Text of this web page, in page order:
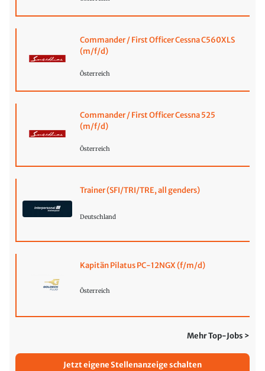
Commander / First Officer Cessna C560XLS
(m/f/d)
Österreich
Commander / First Officer Cessna 525
(m/f/d)
Österreich
Trainer (SFI/TRI/TRE, all genders)
Deutschland
Kapitän Pilatus PC-12NGX (f/m/d)
Österreich
Mehr Top-Jobs >
Jetzt eigene Stellenanzeige schalten